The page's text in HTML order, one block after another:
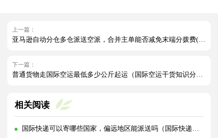
上一篇：
亚马逊自动分仓多仓派送空派，合并主单能否减免末端分拨费(国际空运干货知识分享)
下一篇：
普通货物走国际空运最低多少公斤起运（国际空运干货知识分享）
相关阅读
国际快递可以寄哪些国家，偏远地区能派送吗（国际快递干货知识分享）